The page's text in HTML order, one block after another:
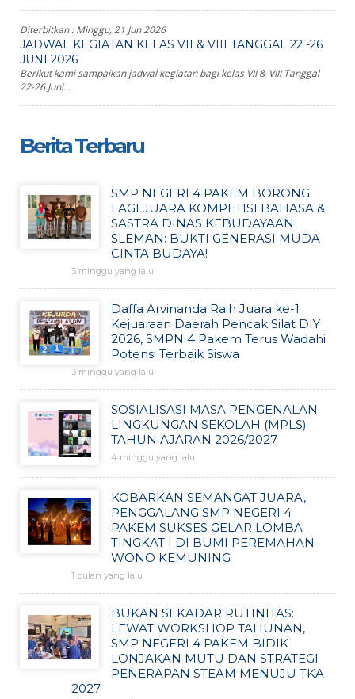
Diterbitkan :Minggu, 21 Jun 2026
JADWAL KEGIATAN KELAS VII & VIII TANGGAL 22 -26
JUNI 2026
Berikut kami sampaikan jadwal kegiatan bagi kelas VII & VIII Tanggal
22-26 Juni...
Berita Terbaru
SMP NEGERI 4 PAKEM BORONG
LAGI JUARA KOMPETISI BAHASA &
SASTRA DINAS KEBUDAYAAN
SLEMAN: BUKTI GENERASI MUDA
CINTA BUDAYA!
3 minggu yang lalu
Daffa Arvinanda Raih Juara ke-1
Kejuaraan Daerah Pencak Silat DIY
2026, SMPN 4 Pakem Terus Wadahi
Potensi Terbaik Siswa
3 minggu yang lalu
SOSIALISASI MASA PENGENALAN
LINGKUNGAN SEKOLAH (MPLS)
TAHUN AJARAN 2026/2027
4 minggu yang lalu
KOBARKAN SEMANGAT JUARA,
PENGGALANG SMP NEGERI 4
PAKEM SUKSES GELAR LOMBA
TINGKAT I DI BUMI PEREMAHAN
WONO KEMUNING
1 bulan yang lalu
BUKAN SEKADAR RUTINITAS:
LEWAT WORKSHOP TAHUNAN,
SMP NEGERI 4 PAKEM BIDIK
LONJAKAN MUTU DAN STRATEGI
PENERAPAN STEAM MENUJU TKA
2027